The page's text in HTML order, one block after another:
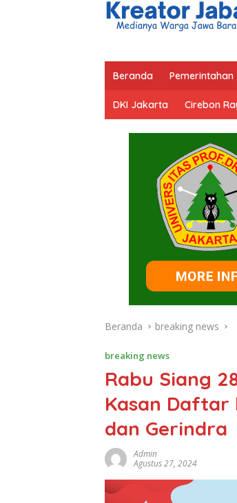
Beranda Pemerintahan
DKI Jakarta Cirebon
Beranda breaking news
breaking news
Rabu Siang
Kasan Daftar
dan Gerindra
Admin
Agustus 27, 2024